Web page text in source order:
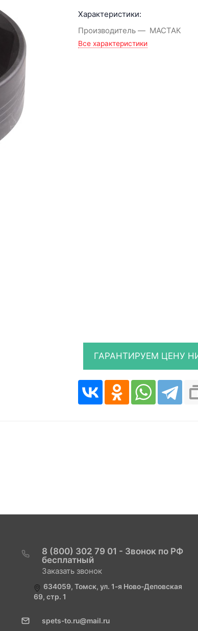
Характеристики:
Производитель
МАСТАК
Все характеристики
8 (800) 302 79 01 - Звонок по РФ
бесплатный
Заказать звонок
634059, Томск, ул. 1-я Ново-Деповская
69, стр. 1
spets-to.ru@mail.ru